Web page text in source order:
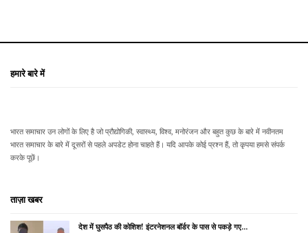
हमारे बारे में
भारत समाचार उन लोगों के लिए है जो प्रौद्योगिकी, स्वास्थ्य, विश्व, मनोरंजन और बहुत कुछ के बारे में नवीनतम
भारत समाचार के बारे में दूसरों से पहले अपडेट होना चाहते हैं। यदि आपके कोई प्रश्न हैं, तो कृपया हमसे संपर्क
करके पूछें।
ताज़ा खबर
देश में घुसपैठ की कोशिश! इंटरनेशनल बॉर्डर के पास से पकड़े गए…